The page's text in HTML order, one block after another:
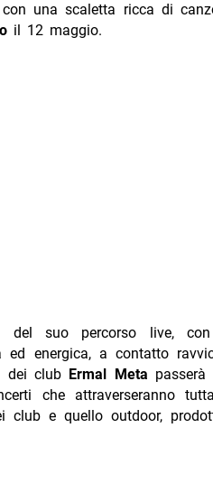
una scaletta ricca di
il 12 maggio.
del suo percorso live,
ed energica, a contatto
dei club Ermal Meta
che attraverseranno
club e quello outdoor,